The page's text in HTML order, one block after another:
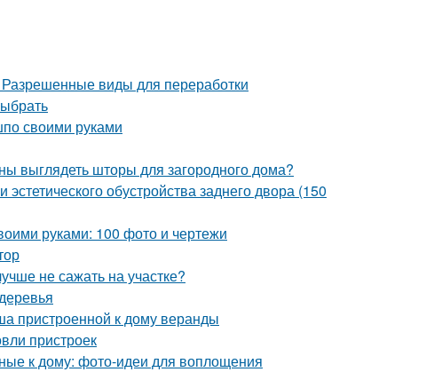
виды для переработки
своими руками
выглядеть шторы для загородного дома?
обустройства заднего двора (150
руками: 100 фото и чертежи
не сажать на участке?
пристроенной к дому веранды
пристроек
к дому: фото-идеи для воплощения